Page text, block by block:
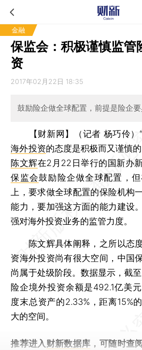
金融
保监会：积极谨慎监管
资
2017年02月22日 18:35
鼓励险企做全球配置，前提是险企
【财新网】（记者 杨巧伶）
海外投资的态度是积极而又谨慎
陈文辉在2月22日举行的国新办
保监会鼓励险企做全球配置，
上，要求做全球配置的保险机构
能力，要加强这方面的能力建设
强对海外投资业务的监管力度。
陈文辉具体阐释，之所以态
资海外投资尚有很大空间，中国
尚属于处级阶段。数据显示，截
险企境外投资余额是492.1亿美
度末总资产的2.33%，距离15%
大的空间。
推荐进入 财新数据库 ，可随时查